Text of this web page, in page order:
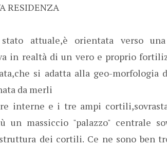
RESIDENZA
attuale,è orientata verso
in realtà di un vero e proprio
si adatta alla geo-morfologia
da merli
interne e i tre ampi
massiccio "palazzo" centrale
dei cortili. Ce ne sono ben